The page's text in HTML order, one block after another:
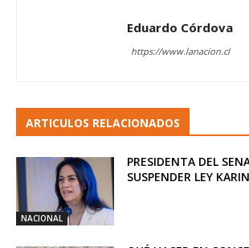
Eduardo Córdova
https://www.lanacion.cl
ARTICULOS RELACIONADOS
NACIONAL
PRESIDENTA DEL
SUSPENDER LEY